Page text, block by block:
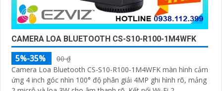
CAMERA LOA BLUETOOTH CS-S10-R100-1M4WFK
5%-35%
00 ₫
Camera Loa Bluetooth CS-S10-R100-1M4WFK màn hình cảm
ứng 4 inch góc nhìn 100° độ phân giải 4MP ghi hình rõ, mảng